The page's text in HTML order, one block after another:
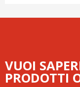
VUOI
PRODOTTI